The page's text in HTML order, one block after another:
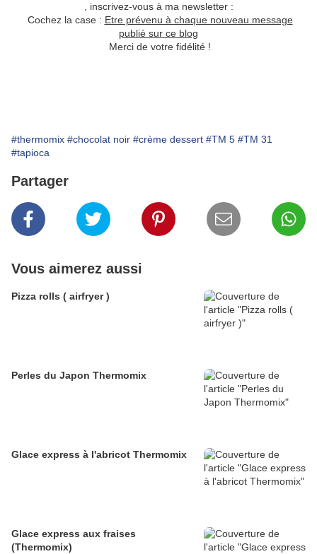
, inscrivez-vous à ma newsletter :
Cochez la case : Etre prévenu à chaque nouveau message
publié sur ce blog
Merci de votre fidélité !
#thermomix #chocolat noir #crème dessert #TM 5 #TM 31
#tapioca
Partager
Vous aimerez aussi
Pizza rolls ( airfryer )
Perles du Japon Thermomix
Glace express à l'abricot Thermomix
Glace express aux fraises
(Thermomix)